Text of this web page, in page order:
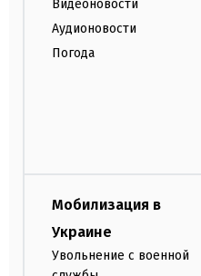
Видеоновости
Аудионовости
Погода
Мобилизация в
Украине
Увольнение с военной